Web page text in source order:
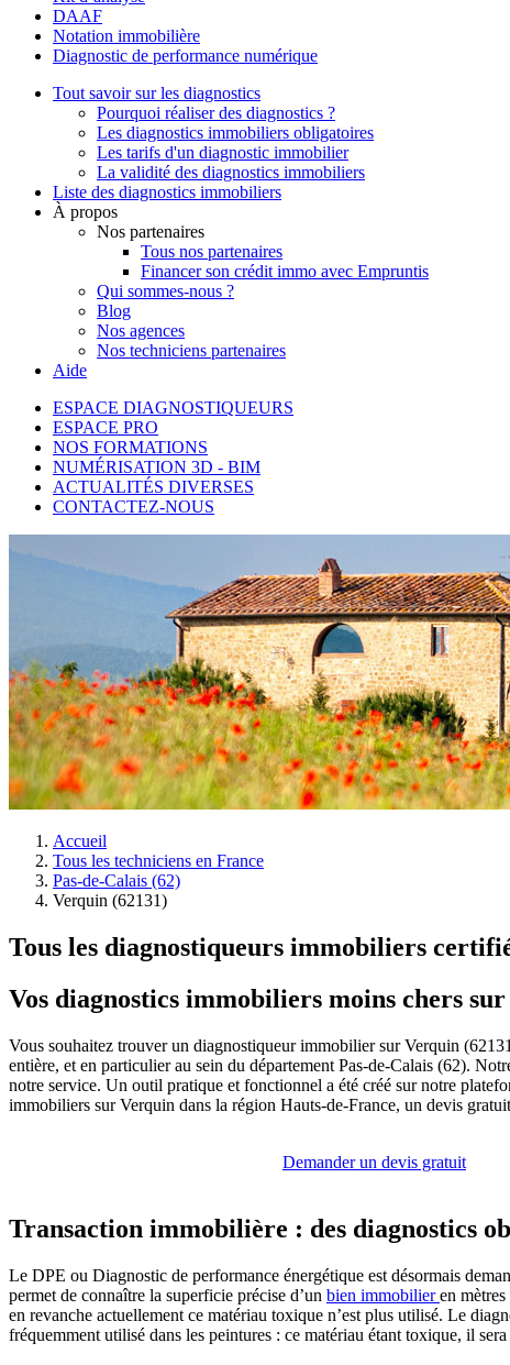
DAAF
Notation immobilière
Diagnostic de performance numérique
Tout savoir sur les diagnostics
Pourquoi réaliser des diagnostics ?
Les diagnostics immobiliers obligatoires
Les tarifs d'un diagnostic immobilier
La validité des diagnostics immobiliers
Liste des diagnostics immobiliers
À propos
Nos partenaires
Tous nos partenaires
Financer son crédit immo avec Empruntis
Qui sommes-nous ?
Blog
Nos agences
Nos techniciens partenaires
Aide
ESPACE DIAGNOSTIQUEURS
ESPACE PRO
NOS FORMATIONS
NUMÉRISATION 3D - BIM
ACTUALITÉS DIVERSES
CONTACTEZ-NOUS
Accueil
Tous les techniciens en France
Pas-de-Calais (62)
Verquin (62131)
Tous les diagnostiqueurs immobiliers
Vos diagnostics immobiliers moins chers
Vous souhaitez trouver un diagnostiqueur immobilier sur Verquin
entière, et en particulier au sein du département Pas-de-Calais (62).
notre service. Un outil pratique et fonctionnel a été créé sur notre
immobiliers sur Verquin dans la région Hauts-de-France, un devis
Demander un devis gratuit
Transaction immobilière : des diagnostics
Le DPE ou Diagnostic de performance énergétique est désormais
permet de connaître la superficie précise d’un bien immobilieren
en revanche actuellement ce matériau toxique n’est plus utilisé. Le
fréquemment utilisé dans les peintures : ce matériau étant toxique, il